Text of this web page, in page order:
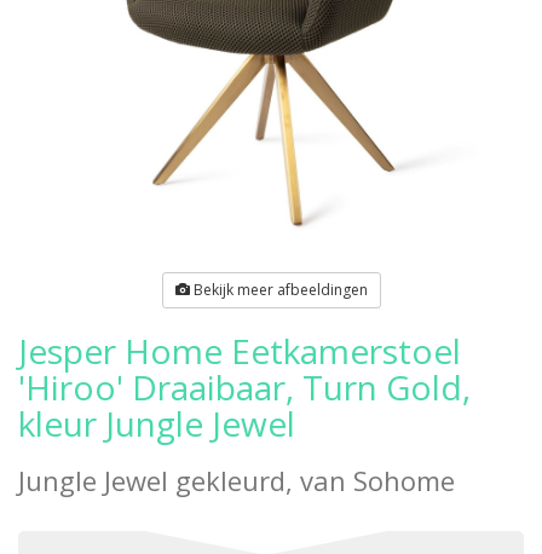
Bekijk meer afbeeldingen
Jesper Home Eetkamerstoel
'Hiroo' Draaibaar, Turn Gold,
kleur Jungle Jewel
Jungle Jewel gekleurd, van Sohome